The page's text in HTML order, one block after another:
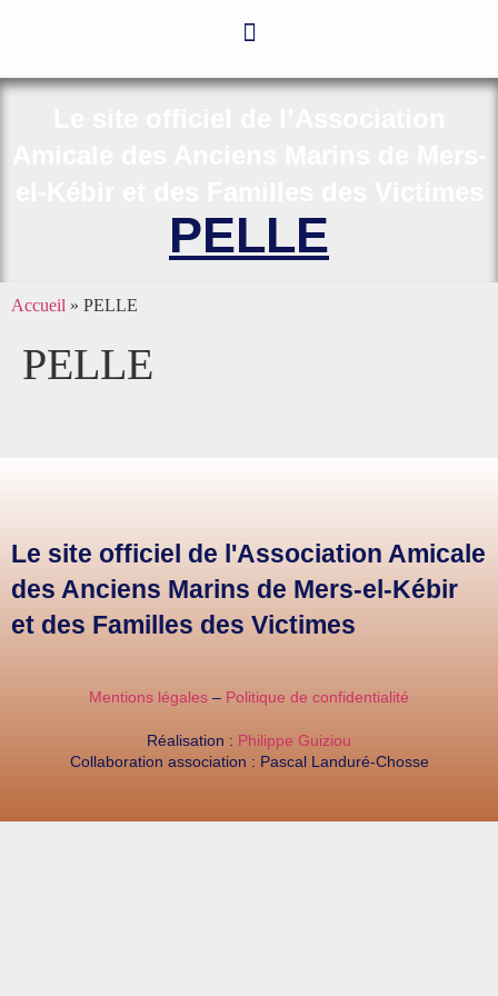
PELLE
Accueil » PELLE
PELLE
Le site officiel de l'Association Amicale
des Anciens Marins de Mers-el-Kébir
et des Familles des Victimes
Mentions légales – Politique de confidentialité
Réalisation : Philippe Guiziou
Collaboration association : Pascal Landuré-Chosse